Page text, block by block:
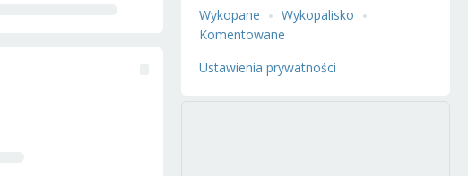
Wykopane
Wykopalisko
Komentowane
Ustawienia prywatności